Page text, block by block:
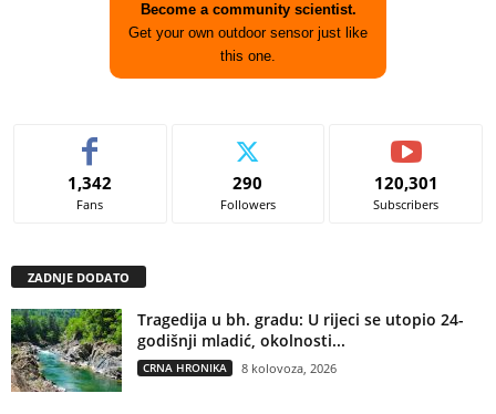
Become a community scientist.
Get your own outdoor sensor just like
this one.
1,342
Fans
290
Followers
120,301
Subscribers
ZADNJE DODATO
Tragedija u bh. gradu: U rijeci se utopio 24-
godišnji mladić, okolnosti...
CRNA HRONIKA 8 kolovoza, 2026